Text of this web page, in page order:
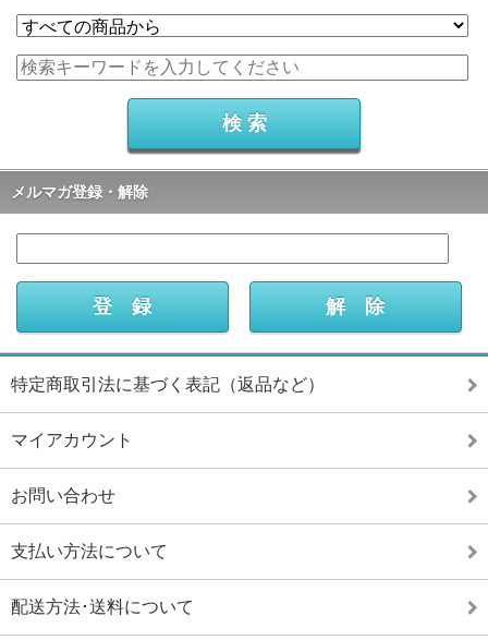
メルマガ登録・解除
特定商取引法に基づく表記（返品など）
マイアカウント
お問い合わせ
支払い方法について
配送方法･送料について